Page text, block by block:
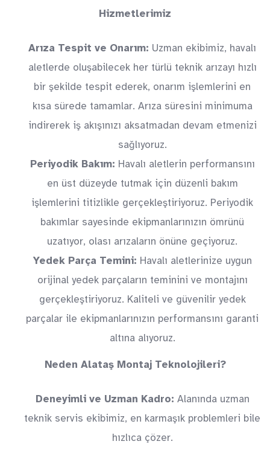
Hizmetlerimiz
Arıza Tespit ve Onarım: Uzman ekibimiz, havalı
aletlerde oluşabilecek her türlü teknik arızayı hızlı
bir şekilde tespit ederek, onarım işlemlerini en
kısa sürede tamamlar. Arıza süresini minimuma
indirerek iş akışınızı aksatmadan devam etmenizi
sağlıyoruz.
Periyodik Bakım: Havalı aletlerin performansını
en üst düzeyde tutmak için düzenli bakım
işlemlerini titizlikle gerçekleştiriyoruz. Periyodik
bakımlar sayesinde ekipmanlarınızın ömrünü
uzatıyor, olası arızaların önüne geçiyoruz.
Yedek Parça Temini: Havalı aletlerinize uygun
orijinal yedek parçaların teminini ve montajını
gerçekleştiriyoruz. Kaliteli ve güvenilir yedek
parçalar ile ekipmanlarınızın performansını garanti
altına alıyoruz.
Neden Alataş Montaj Teknolojileri?
Deneyimli ve Uzman Kadro: Alanında uzman
teknik servis ekibimiz, en karmaşık problemleri bile
hızlıca çözer.